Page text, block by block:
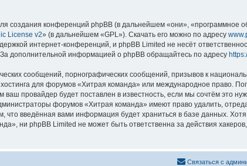
создания конференций phpBB (в дальнейшем «они», «программное
License v2» (в дальнейшем «GPL»). Скачать его можно по адресу
интернет-конференций, и phpBB Limited не несёт
дополнительной информацией о phpBB обращайтесь по адресу
сообщений, порнографических сообщений, призывов к
для форумов «Хитрая команда» или международное право.
провайдер будет поставлен в известность, если мы сочтём это
форумов «Хитрая команда» имеют право удалить,
что введённая вами информация будет храниться в базе данных.
ни phpBB Limited не может быть ответственна за действия
Связаться с